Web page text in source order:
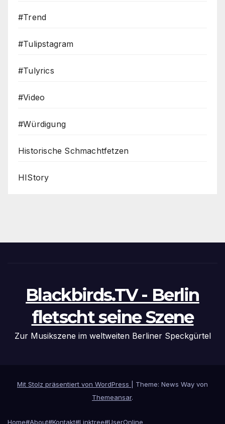
#Trend
#Tulipstagram
#Tulyrics
#Video
#Würdigung
Historische Schmachtfetzen
HIStory
Blackbirds.TV - Berlin
fletscht seine Szene
Zur Musikszene im weltweiten Berliner Speckgürtel
Mit Stolz präsentiert von WordPress
Theme: News Way von
Themeansar.
Home#About#Kontakt#Linktree#UserOnline